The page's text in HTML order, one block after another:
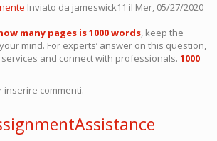
Inviato da jameswick11 il Mer, 05/27/2020
many pages is 1000 words, keep the
mind. For experts’ answer on this question,
and connect with professionals. 1000
inserire commenti.